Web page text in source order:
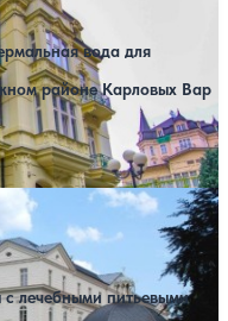
вода для
районе Карловых Вар
лечебными питьевыми
выбранные даты